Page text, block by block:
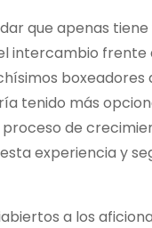
que apenas
intercambio
tenido más
de
experiencia y
a los